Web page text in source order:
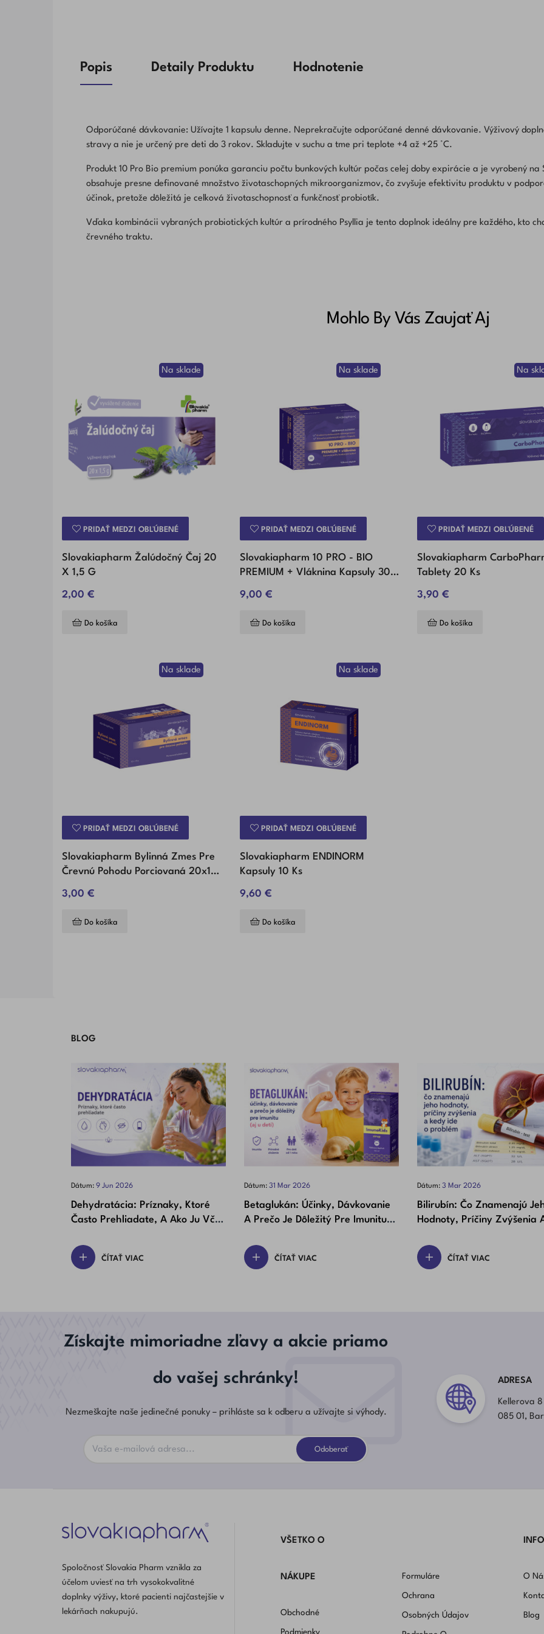
Popis Detaily Produktu Hodnotenie
Odporúčané dávkovanie: Užívajte 1 kapsulu denne. Neprekračujte odporúčané denné dávkovanie. Výživový
stravy a nie je určený pre deti do 3 rokov. Skladujte v suchu a tme pri teplote +4 až +25 °C.
Produkt 10 Pro Bio premium ponúka garanciu počtu bunkových kultúr počas celej doby expirácie a je vyrobený na
obsahuje presne definované množstvo životaschopných mikroorganizmov, čo zvyšuje efektivitu produktu v
účinok, pretože dôležitá je celková životaschopnosť a funkčnosť probiotík.
Vďaka kombinácii vybraných probiotických kultúr a prírodného Psyllia je tento doplnok ideálny pre každého, kto
črevného traktu.
Mohlo By Vás Zaujať Aj
Na sklade
PRIDAŤ MEDZI OBĽÚBENÉ
Slovakiapharm Žalúdočný Čaj 20
X 1,5 G
2,00 €
Do košíka
Na sklade
PRIDAŤ MEDZI OBĽÚBENÉ
Slovakiapharm 10 PRO - BIO
PREMIUM + Vláknina Kapsuly 30
9,00 €
Do košíka
Na
PRIDAŤ MEDZI OBĽÚBENÉ
Slovakiapharm
Tablety 20 Ks
3,90 €
Do košíka
Na sklade
PRIDAŤ MEDZI OBĽÚBENÉ
Slovakiapharm Bylinná Zmes Pre
Črevnú Pohodu Porciovaná 20x1,5
3,00 €
Do košíka
Na sklade
PRIDAŤ MEDZI OBĽÚBENÉ
Slovakiapharm ENDINORM
Kapsuly 10 Ks
9,60 €
Do košíka
BLOG
Dátum: 9 Jun 2026
Dehydratácia: Príznaky, Ktoré
Často Prehliadate, A Ako Ju Včas
ČÍTAŤ VIAC
Dátum: 31 Mar 2026
Betaglukán: Účinky, Dávkovanie
A Prečo Je Dôležitý Pre Imunitu
ČÍTAŤ VIAC
Dátum: 3 Mar 2026
Bilirubín: Čo Znamenajú
Hodnoty, Príčiny Zvýšenia
ČÍTAŤ VIAC
Získajte mimoriadne zľavy a akcie priamo
do vašej schránky!
Nezmeškajte naše jedinečné ponuky – prihláste sa k odberu a užívajte si výhody.
Odoberať
ADRESA
Kellerova 8
085 01,
Spoločnosť Slovakia Pharm vznikla za
účelom uviesť na trh vysokokvalitné
doplnky výživy, ktoré pacienti najčastejšie v
lekárňach nakupujú.
VŠETKO O
NÁKUPE
Obchodné
Formuláre
Ochrana
Osobných Údajov
O
Blog